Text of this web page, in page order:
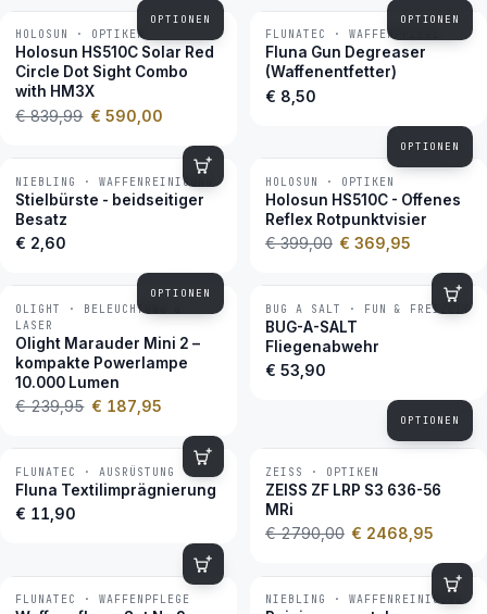
OPTIONEN OPTIONEN
−30 %
HOLOSUN · OPTIKEN
Holosun HS510C Solar Red
Circle Dot Sight Combo
with HM3X
€ 839,99 € 590,00
BESTSELLER
FLUNATEC · WAFFENPFLEGE
Fluna Gun Degreaser
(Waffenentfetter)
€ 8,50
OPTIONEN
BESTSELLER
NIEBLING · WAFFENREINIGUNG
Stielbürste - beidseitiger
Besatz
€ 2,60
OPTIONEN
−7 %
HOLOSUN · OPTIKEN
Holosun HS510C - Offenes
Reflex Rotpunktvisier
€ 399,00 € 369,95
−22 %
OLIGHT · BELEUCHTUNG &
LASER
Olight Marauder Mini 2 –
kompakte Powerlampe
10.000 Lumen
€ 239,95 € 187,95
BESTSELLER
BUG A SALT · FUN & FREIZEIT
BUG-A-SALT
Fliegenabwehr
€ 53,90
OPTIONEN
BESTSELLER
FLUNATEC · AUSRÜSTUNG
Fluna Textilimprägnierung
€ 11,90
−12 %
ZEISS · OPTIKEN
ZEISS ZF LRP S3 636-56
MRi
€ 2790,00 € 2468,95
BESTSELLER
FLUNATEC · WAFFENPFLEGE BESTSELLER
NIEBLING · WAFFENREINIGUNG